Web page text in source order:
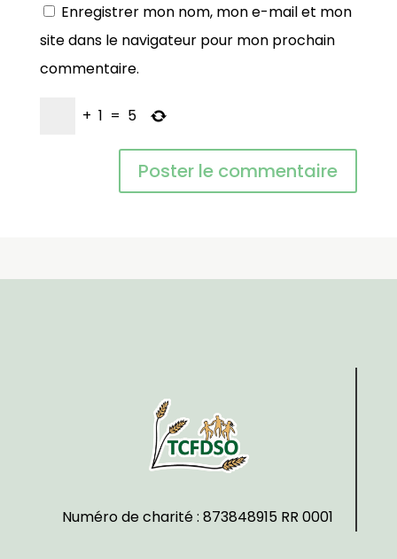
Enregistrer mon nom, mon e-mail et mon
site dans le navigateur pour mon prochain
commentaire.
+ 1 = 5
Numéro de charité : 873848915 RR 0001